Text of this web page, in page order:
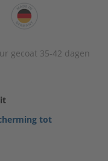
gecoat 35-42 dagen
tot